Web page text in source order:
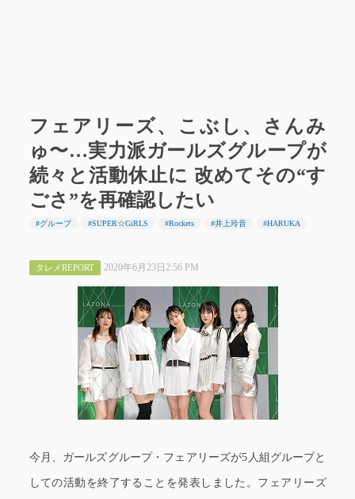
フェアリーズ、こぶし、さんみ
ゅ〜…実力派ガールズグループが
続々と活動休止に 改めてその“す
ごさ”を再確認したい
#グループ #SUPER☆GiRLS #Rockets #井上玲音 #HARUKA
タレメREPORT 2020年6月23日2:56 PM
今月、ガールズグループ・フェアリーズが5人組グループと
しての活動を終了することを発表しました。フェアリーズ